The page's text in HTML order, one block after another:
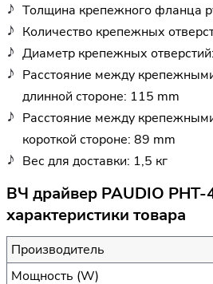
Толщина крепежного фланца
Количество крепежных
Диаметр крепежных
Расстояние между
длинной стороне: 115 mm
Расстояние между
короткой стороне: 89 mm
Вес для доставки: 1,5 кг
ВЧ драйвер PAUDIO PHT-
характеристики товара
Производитель
Мощность (W)